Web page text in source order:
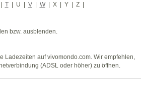
| T | U | V | W | X | Y | Z |
bzw. ausblenden.
Ladezeiten auf vivomondo.com. Wir empfehlen,
(ADSL oder höher) zu öffnen.